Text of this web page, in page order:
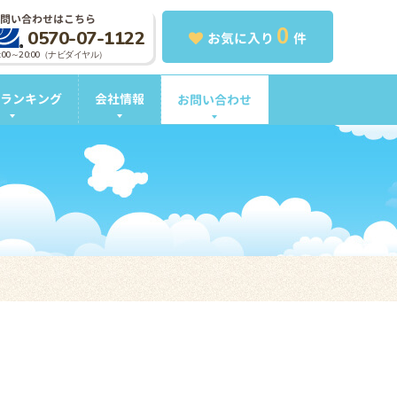
お気に入り 0 件
い合わせはこちら
0570-07-1122
～20:00（ナビダイヤル）
ンキング 会社情報 お問い合わせ